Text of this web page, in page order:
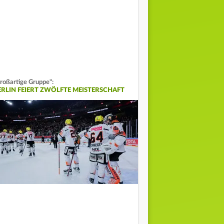
Gruppe":
FEIERT ZWÖLFTE MEISTERSCHAFT